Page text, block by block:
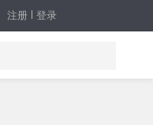
注册 登录